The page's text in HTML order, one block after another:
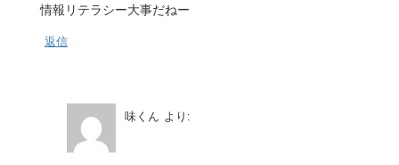
情報リテラシー大事だねー
返信
味くん より: